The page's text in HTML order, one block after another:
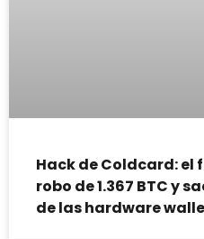
Hack de Coldcard: el
robo de 1.367 BTC y
de las hardware